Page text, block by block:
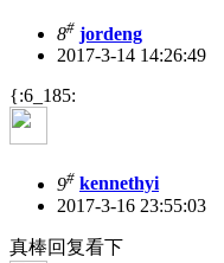
8# jordeng
2017-3-14 14:26:49
{:6_185:
9# kennethyi
2017-3-16 23:55:03
真棒回复看下